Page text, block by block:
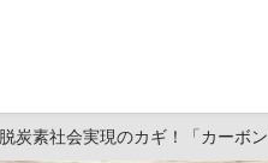
脱炭素社会実現のカギ！「カーボ